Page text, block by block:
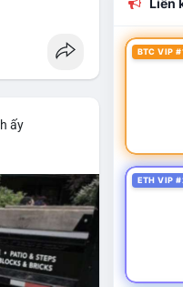
ấy
Liên
BTC VIP
ETH VIP